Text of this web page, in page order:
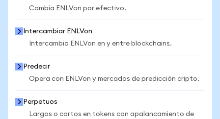
Cambia ENLVon por efectivo.
Intercambiar ENLVon
Intercambia ENLVon en y entre blockchains.
Predecir
Opera con ENLVon y mercados de predicción cripto.
Perpetuos
Largos o cortos en tokens con apalancamiento de